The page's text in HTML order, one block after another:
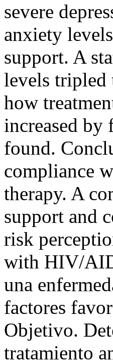
severe
anxiety
support. A
levels tripled
how
increased by
found.
compliance
therapy. A
support and
risk
with HIV/
una
factores
Objetivo.
tratamiento